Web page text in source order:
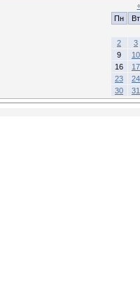
Пн
Вт
2
3
9
10
16
17
23
24
30
31